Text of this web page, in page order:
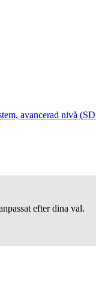
avancerad nivå
efter dina val.